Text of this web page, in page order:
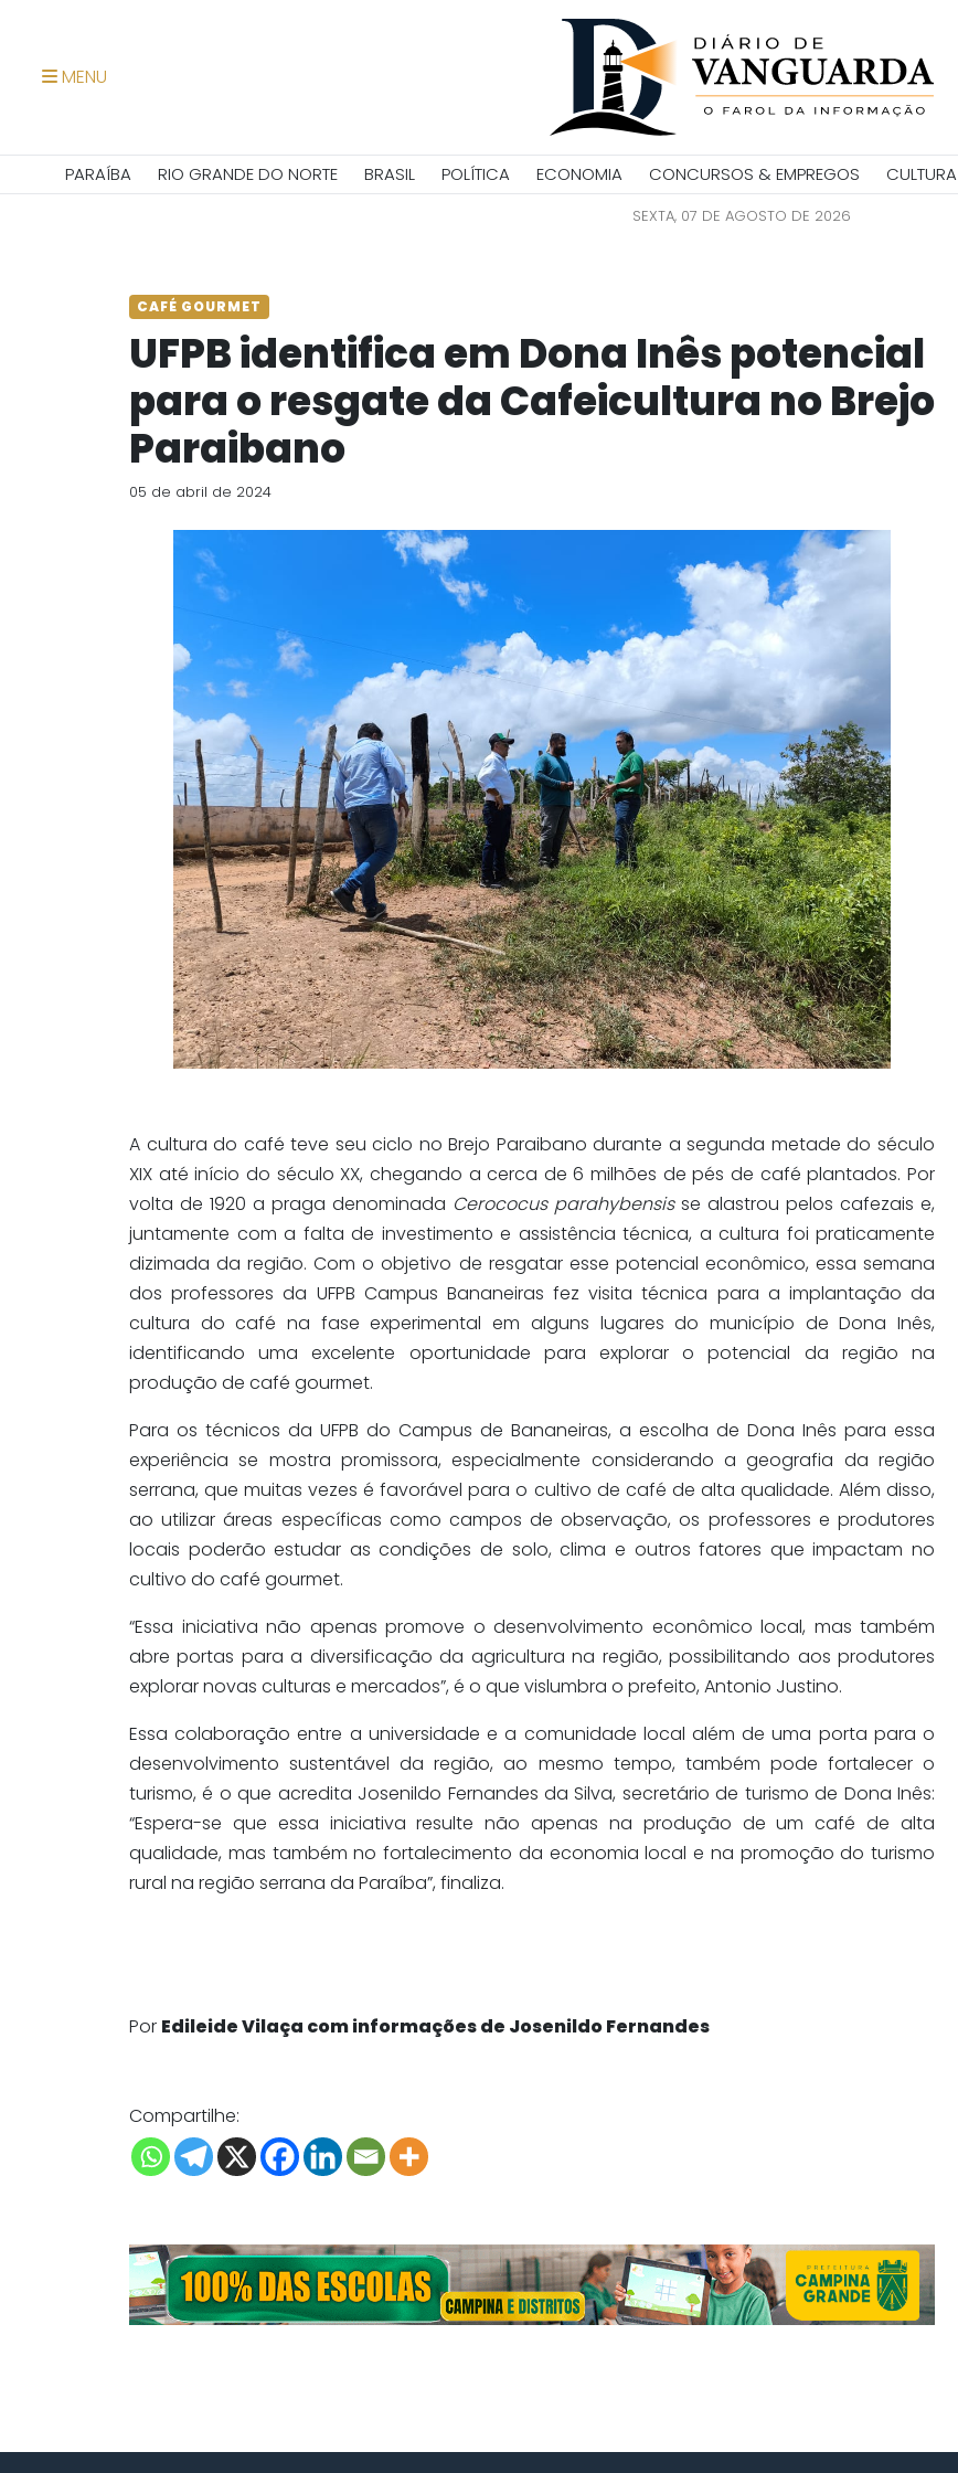
MENU
PARAÍBA RIO GRANDE DO NORTE BRASIL POLÍTICA ECONOMIA CONCURSOS & EMPREGOS CULTURA
SEXTA, 07 DE AGOSTO DE 2026
CAFÉ GOURMET
UFPB identifica em Dona Inês potencial
para o resgate da Cafeicultura no Brejo
Paraibano
05 de abril de 2024
A cultura do café teve seu ciclo no Brejo Paraibano durante a segunda metade do século
XIX até início do século XX, chegando a cerca de 6 milhões de pés de café plantados. Por
volta de 1920 a praga denominada Cerococus parahybensis se alastrou pelos cafezais e,
juntamente com a falta de investimento e assistência técnica, a cultura foi praticamente
dizimada da região. Com o objetivo de resgatar esse potencial econômico, essa semana
dos professores da UFPB Campus Bananeiras fez visita técnica para a implantação da
cultura do café na fase experimental em alguns lugares do município de Dona Inês,
identificando uma excelente oportunidade para explorar o potencial da região na
produção de café gourmet.
Para os técnicos da UFPB do Campus de Bananeiras, a escolha de Dona Inês para essa
experiência se mostra promissora, especialmente considerando a geografia da região
serrana, que muitas vezes é favorável para o cultivo de café de alta qualidade. Além disso,
ao utilizar áreas específicas como campos de observação, os professores e produtores
locais poderão estudar as condições de solo, clima e outros fatores que impactam no
cultivo do café gourmet.
“Essa iniciativa não apenas promove o desenvolvimento econômico local, mas também
abre portas para a diversificação da agricultura na região, possibilitando aos produtores
explorar novas culturas e mercados”, é o que vislumbra o prefeito, Antonio Justino.
Essa colaboração entre a universidade e a comunidade local além de uma porta para o
desenvolvimento sustentável da região, ao mesmo tempo, também pode fortalecer o
turismo, é o que acredita Josenildo Fernandes da Silva, secretário de turismo de Dona Inês:
“Espera-se que essa iniciativa resulte não apenas na produção de um café de alta
qualidade, mas também no fortalecimento da economia local e na promoção do turismo
rural na região serrana da Paraíba”, finaliza.
Por Edileide Vilaça com informações de Josenildo Fernandes
Compartilhe: